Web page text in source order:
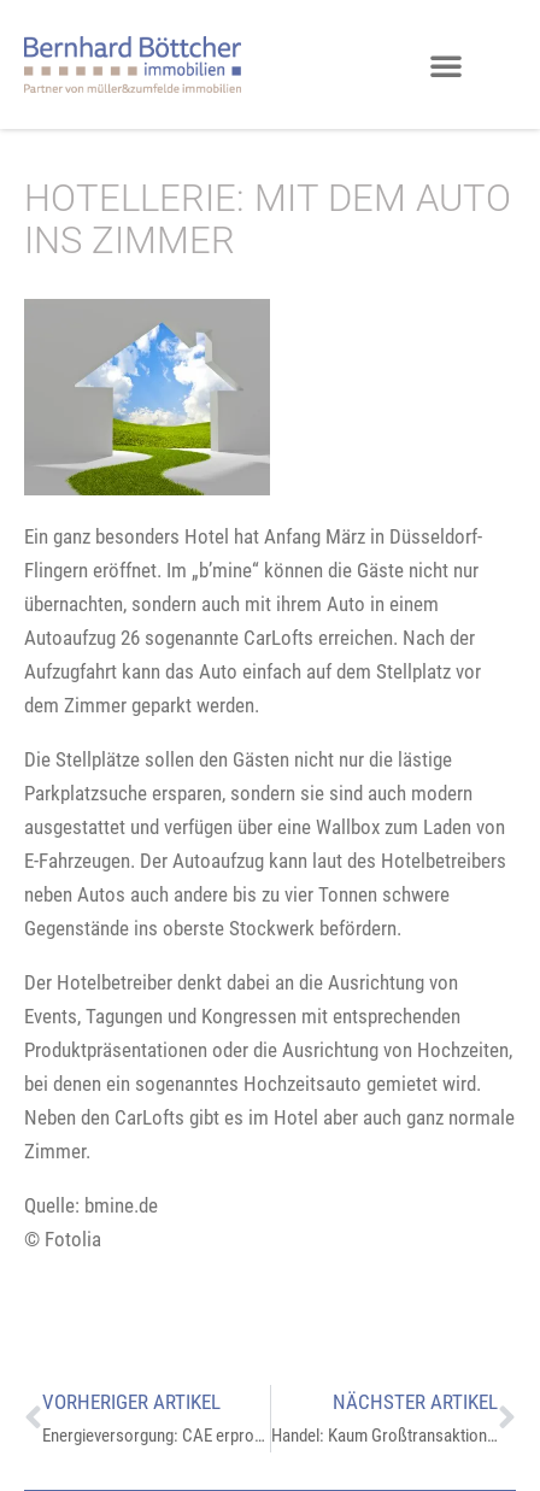
HOTELLERIE: MIT DEM AUTO
INS ZIMMER
Ein ganz besonders Hotel hat Anfang März in Düsseldorf-
Flingern eröffnet. Im „b’mine“ können die Gäste nicht nur
übernachten, sondern auch mit ihrem Auto in einem
Autoaufzug 26 sogenannte CarLofts erreichen. Nach der
Aufzugfahrt kann das Auto einfach auf dem Stellplatz vor
dem Zimmer geparkt werden.
Die Stellplätze sollen den Gästen nicht nur die lästige
Parkplatzsuche ersparen, sondern sie sind auch modern
ausgestattet und verfügen über eine Wallbox zum Laden von
E-Fahrzeugen. Der Autoaufzug kann laut des Hotelbetreibers
neben Autos auch andere bis zu vier Tonnen schwere
Gegenstände ins oberste Stockwerk befördern.
Der Hotelbetreiber denkt dabei an die Ausrichtung von
Events, Tagungen und Kongressen mit entsprechenden
Produktpräsentationen oder die Ausrichtung von Hochzeiten,
bei denen ein sogenanntes Hochzeitsauto gemietet wird.
Neben den CarLofts gibt es im Hotel aber auch ganz normale
Zimmer.
Quelle: bmine.de
© Fotolia
VORHERIGER ARTIKEL
Energieversorgung: CAE erprobt neues System
NÄCHSTER ARTIKEL
Handel: Kaum Großtransaktionen bei Wohnungsportfolios